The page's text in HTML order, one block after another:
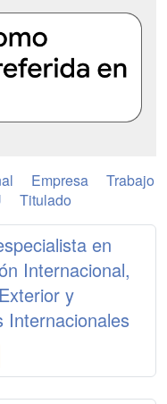
Empresa
Trabajo
Titulado
en
Internacional,
y
Internacionales